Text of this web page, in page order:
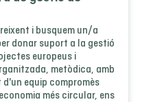
i busquem un/a
donar suport a la gestió
europeus i
metòdica, amb
equip compromès
més circular, ens